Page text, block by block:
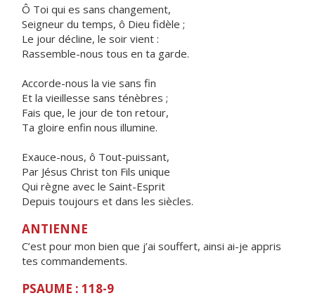
Ô Toi qui es sans changement,
Seigneur du temps, ô Dieu fidèle ;
Le jour décline, le soir vient :
Rassemble-nous tous en ta garde.
Accorde-nous la vie sans fin
Et la vieillesse sans ténèbres ;
Fais que, le jour de ton retour,
Ta gloire enfin nous illumine.
Exauce-nous, ô Tout-puissant,
Par Jésus Christ ton Fils unique
Qui règne avec le Saint-Esprit
Depuis toujours et dans les siècles.
ANTIENNE
C’est pour mon bien que j’ai souffert, ainsi ai-je appris
tes commandements.
PSAUME : 118-9